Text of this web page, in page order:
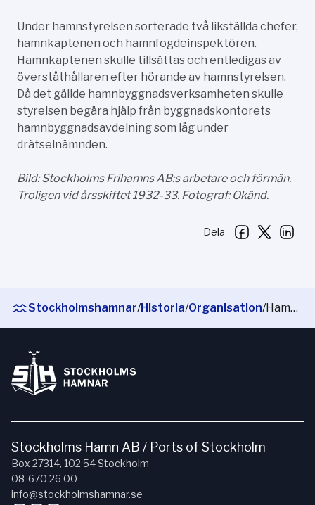
Under hamnstyrelsen sorterade två likställda chefer,
hamnkaptenen och hamnfogdeinspektören.
Hamnkaptenen skulle tillsättas och entledigas av
överståthållaren efter hörande av hamnstyrelsen.
Då det gällde hamnbyggnadsverksamheten skulle
styrelsen begära hjälp från byggnadskontorets
hamnbyggnadsavdelning som låg under
drätselnämnden.
Bild: Stockholms Frihamns AB:s arbetare och förmän.
Troligen vid årsskiftet 1932-33. Fotograf: Okänd.
Dela
Stockholmshamnar/Historia/Organisation/ Hamnstyrelsens tillkomst
Stockholms Hamn AB / Ports of Stockholm
Box 27314, 102 54 Stockholm
08-670 26 00
info@stockholmshamnar.se